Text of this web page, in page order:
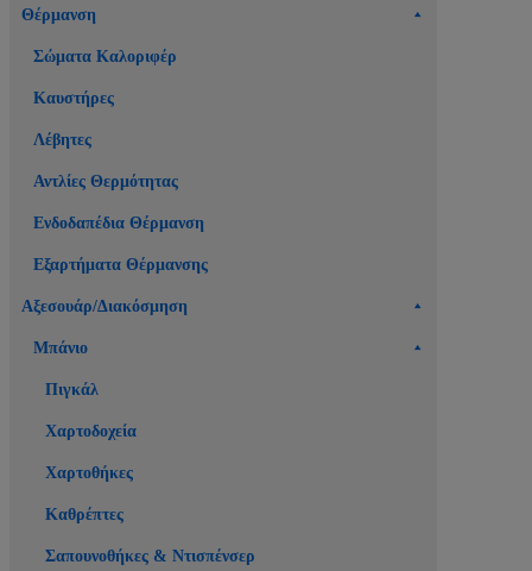
Θέρμανση
Σώματα Καλοριφέρ
Καυστήρες
Λέβητες
Αντλίες Θερμότητας
Ενδοδαπέδια Θέρμανση
Εξαρτήματα Θέρμανσης
Αξεσουάρ/Διακόσμηση
Μπάνιο
Πιγκάλ
Χαρτοδοχεία
Χαρτοθήκες
Καθρέπτες
Σαπουνοθήκες & Ντισπένσερ